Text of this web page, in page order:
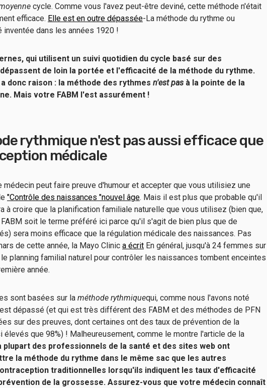
cycle. Comme vous l'avez peut-être deviné, cette méthode n'était
efficace. Elle est en outre dépassée-La méthode du rythme ou
inventée dans les années 1920 !
qui utilisent un suivi quotidien du cycle basé sur des
de loin la portée et l'efficacité de la méthode du rythme.
donc raison : la méthode des rythmes n'est pas à la pointe de la
Mais votre FABM l'est assurément !
rythmique n'est pas aussi efficace que
médicale
médecin peut faire preuve d'humour et accepter que vous utilisiez une
"Contrôle des naissances "nouvel âge. Mais il est plus que probable qu'il
à croire que la planification familiale naturelle que vous utilisez (bien que,
soit le terme préféré ici parce qu'il s'agit de bien plus que de
sera moins efficace que la régulation médicale des naissances. Pas
de cette année, la Mayo Clinic a écrit En général, jusqu'à 24 femmes sur
planning familial naturel pour contrôler les naissances tombent enceintes
année.
sont basées sur la méthode rythmiquequi, comme nous l'avons noté
dépassé (et qui est très différent des FABM et des méthodes de PFN
sur des preuves, dont certaines ont des taux de prévention de la
que 98%) ! Malheureusement, comme le montre l'article de la
plupart des professionnels de la santé et des sites web ont
la méthode du rythme dans le même sac que les autres
traditionnelles lorsqu'ils indiquent les taux d'efficacité
de la grossesse. Assurez-vous que votre médecin connaît